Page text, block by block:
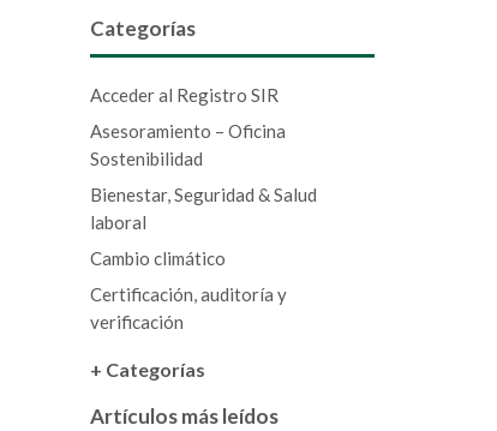
Categorías
Acceder al Registro SIR
Asesoramiento – Oficina
Sostenibilidad
Bienestar, Seguridad & Salud
laboral
Cambio climático
Certificación, auditoría y
verificación
+ Categorías
Artículos más leídos